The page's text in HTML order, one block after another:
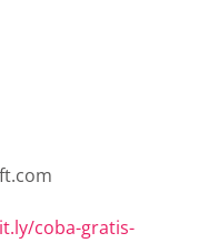
coba-gratis-